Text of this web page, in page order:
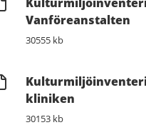
Vanföreanstalten
30555 kb
kliniken
30153 kb